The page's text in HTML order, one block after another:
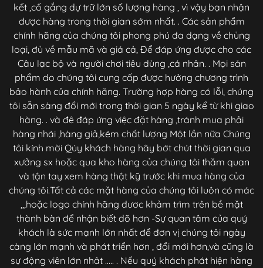
kết ,cố gắng dự trữ lớn số lượng hàng , vì vậy bạn nhận
được hàng trong thời gian sớm nhất. . Các sản phẩm
chính hãng của chúng tôi phong phú đa dạng về chủng
loại, đủ về mẫu mã và giá cả, Để đáp ứng được cho các
Câu lạc bộ và người chơi tiêu dùng ,cá nhân. . Mọi sản
phẩm do chúng tôi cung cấp được hưởng chương trình
bảo hành của chính hãng. Trường hợp hàng có lỗi, chúng
tôi sẵn sàng đổi mới trong thời gian 5 ngày kể từ khi giao
hàng. . và đê đáp ứng việc đặt hàng ,tránh mua phải
hàng nhái ,hàng giả,kém chất lượng Một lần nữa Chúng
tôi kính mời Qúy khách hàng hãy bớt chút thời gian qua
xưởng sx hoặc qua kho hàng của chúng tôi thăm quan
và tận tay xem hàng thật kỹ trước khi mua hàng của
chúng tôi.Tất cả các mặt hàng của chúng tôi luôn có mác
,,,hoặc logo chính hãng đươc khảm trìm trên bề mặt
thành bàn để nhận biết dõ hơn -Sự quan tâm của quý
khách là sức mạnh lớn nhất để đơn vị chúng tôi ngày
càng lớn mạnh và phát triển hơn , đổi mới hơn,và cũng là
sự động viên lớn nhât ..... . Nếu quý khách phát hiện hàng